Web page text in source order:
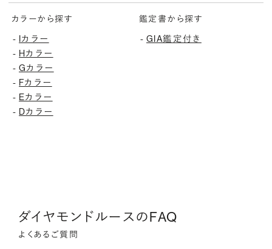
カラーから探す
-
Iカラー
- Hカラー
- Gカラー
- Fカラー
- Eカラー
- Dカラー
鑑定書から探す
- GIA鑑定付き
ダイヤモンドルースのFAQ
よくあるご質問